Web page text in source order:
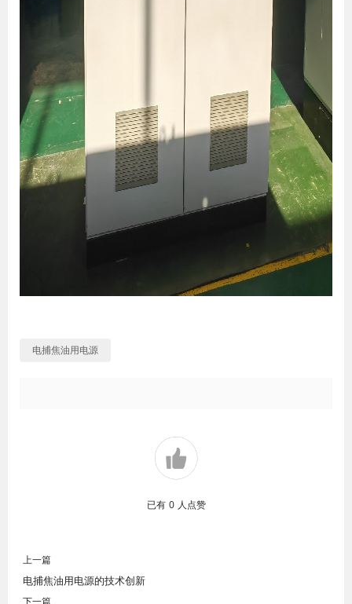
电捕焦油用电源
已有 0 人点赞
上一篇
电捕焦油用电源的技术创新
下一篇